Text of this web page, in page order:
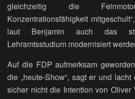
gleichzeitig die
Konzentrationsfähigkeit
laut Benjamin auch das
Lehramtsstudium modernisiert
Auf die FDP aufmerksam
die „heute-Show“, sagt er und
sicher nicht die Intention von